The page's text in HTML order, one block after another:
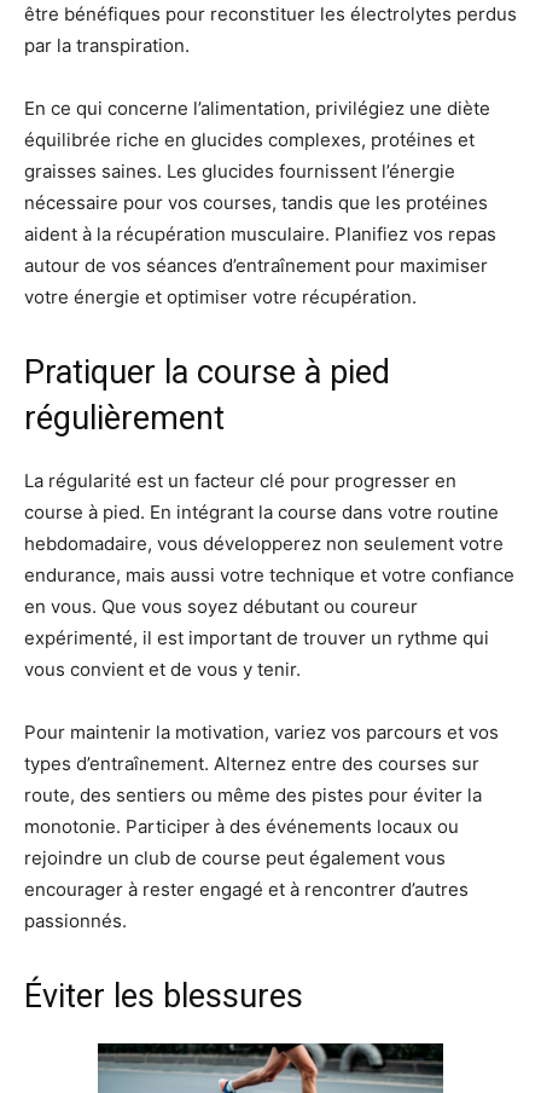
être bénéfiques pour reconstituer les électrolytes perdus
par la transpiration.
En ce qui concerne l’alimentation, privilégiez une diète
équilibrée riche en glucides complexes, protéines et
graisses saines. Les glucides fournissent l’énergie
nécessaire pour vos courses, tandis que les protéines
aident à la récupération musculaire. Planifiez vos repas
autour de vos séances d’entraînement pour maximiser
votre énergie et optimiser votre récupération.
Pratiquer la course à pied
régulièrement
La régularité est un facteur clé pour progresser en
course à pied. En intégrant la course dans votre routine
hebdomadaire, vous développerez non seulement votre
endurance, mais aussi votre technique et votre confiance
en vous. Que vous soyez débutant ou coureur
expérimenté, il est important de trouver un rythme qui
vous convient et de vous y tenir.
Pour maintenir la motivation, variez vos parcours et vos
types d’entraînement. Alternez entre des courses sur
route, des sentiers ou même des pistes pour éviter la
monotonie. Participer à des événements locaux ou
rejoindre un club de course peut également vous
encourager à rester engagé et à rencontrer d’autres
passionnés.
Éviter les blessures